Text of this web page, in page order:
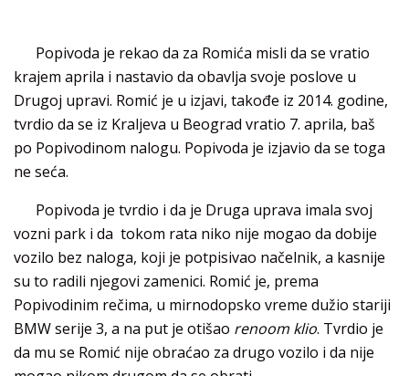
Popivoda je rekao da za Romića misli da se vratio
krajem aprila i nastavio da obavlja svoje poslove u
Drugoj upravi. Romić je u izjavi, takođe iz 2014. godine,
tvrdio da se iz Kraljeva u Beograd vratio 7. aprila, baš
po Popivodinom nalogu. Popivoda je izjavio da se toga
ne seća.
Popivoda je tvrdio i da je Druga uprava imala svoj
vozni park i da tokom rata niko nije mogao da dobije
vozilo bez naloga, koji je potpisivao načelnik, a kasnije
su to radili njegovi zamenici. Romić je, prema
Popivodinim rečima, u mirnodopsko vreme dužio stariji
BMW serije 3, a na put je otišao renoom klio. Tvrdio je
da mu se Romić nije obraćao za drugo vozilo i da nije